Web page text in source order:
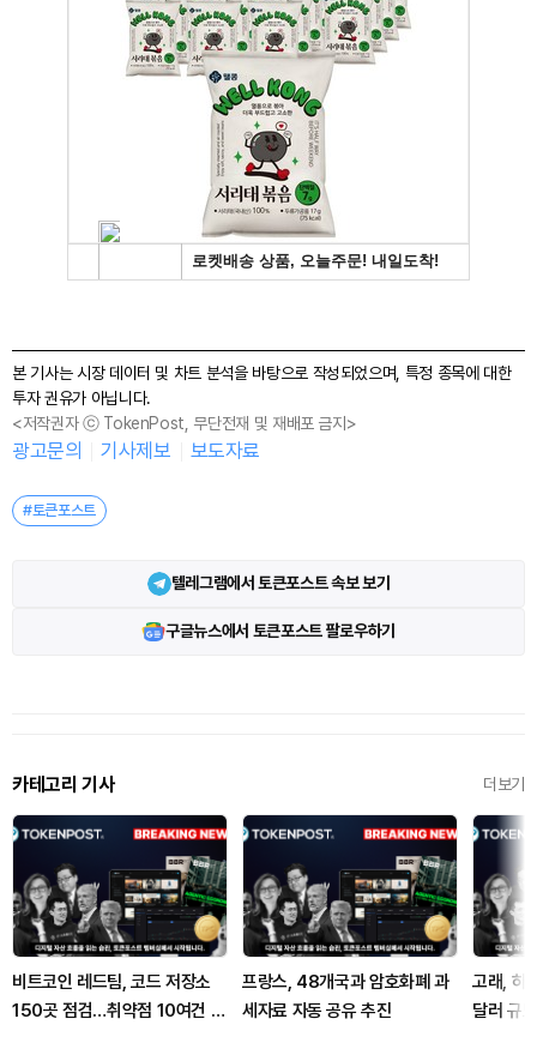
본 기사는 시장 데이터 및 차트 분석을 바탕으로 작성되었으며, 특정 종목에 대한
투자 권유가 아닙니다.
<저작권자 ⓒ TokenPost, 무단전재 및 재배포 금지>
광고문의 기사제보 보도자료
#토큰포스트
텔레그램에서 토큰포스트 속보 보기
구글뉴스에서 토큰포스트 팔로우하기
카테고리 기사 더보기
비트코인 레드팀, 코드 저장소
150곳 점검…취약점 10여건 발
프랑스, 48개국과 암호화폐 과
세자료 자동 공유 추진
고래, 하
달러 규